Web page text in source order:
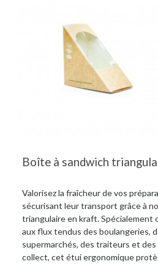
Boîte à sandwich
Valorisez la fraîcheur de vos
sécurisant leur transport grâce à
triangulaire en kraft. Spécialement
aux flux tendus des boulangeries,
supermarchés, des traiteurs et
collect, cet étui ergonomique